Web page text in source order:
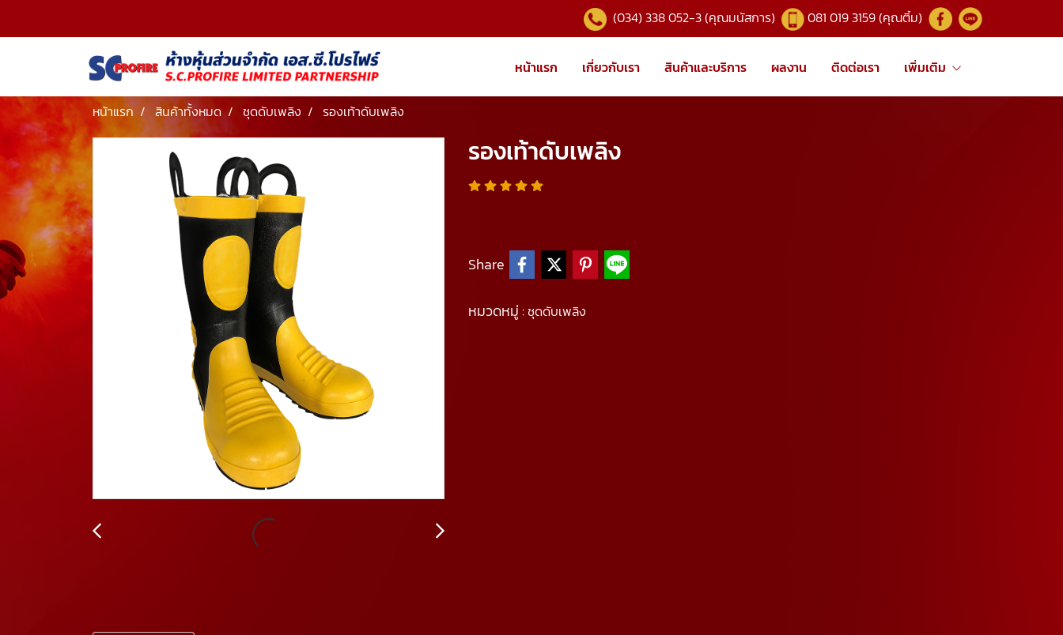
(034) 338 052-3 (คุณมนัสการ) 081 019 3159 (คุณติ๋ม)
หน้าแรก เกี่ยวกับเรา สินค้าและบริการ ผลงาน ติดต่อเรา เพิ่มเติม
หน้าแรก สินค้าทั้งหมด ชุดดับเพลิง รองเท้าดับเพลิง
รองเท้าดับเพลิง
Share
หมวดหมู่ :ชุดดับเพลิง